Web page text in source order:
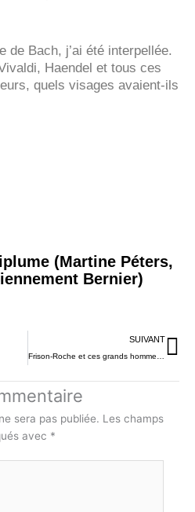
de Bach, j’ai été interpellée.
Haendel et tous ces
quels visages avaient-ils
(Martine Péters,
Bernier)
SUIVANT
sera pas publiée. Les champs
avec *